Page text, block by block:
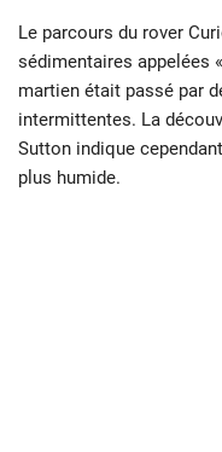
Le parcours du rover
sédimentaires appelées
martien était passé par
intermittentes. La
Sutton indique
plus humide.